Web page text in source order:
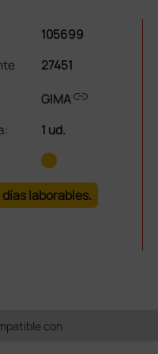
105699
27451
GIMAlink
:
1 ud.
días laborables.
con